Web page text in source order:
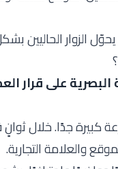
الزوار الحاليين
على قرار
كبيرة جدًا. خلال
والعلامة التجارية.